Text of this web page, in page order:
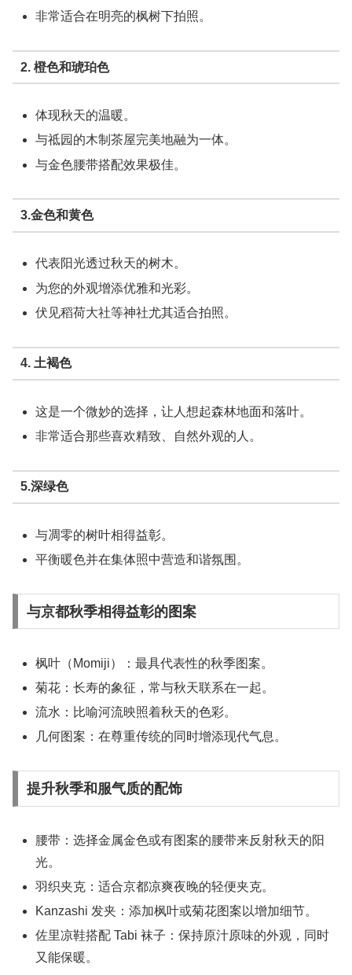
非常适合在明亮的枫树下拍照。
2. 橙色和琥珀色
体现秋天的温暖。
与祗园的木制茶屋完美地融为一体。
与金色腰带搭配效果极佳。
3.金色和黄色
代表阳光透过秋天的树木。
为您的外观增添优雅和光彩。
伏见稻荷大社等神社尤其适合拍照。
4. 土褐色
这是一个微妙的选择，让人想起森林地面和落叶。
非常适合那些喜欢精致、自然外观的人。
5.深绿色
与凋零的树叶相得益彰。
平衡暖色并在集体照中营造和谐氛围。
与京都秋季相得益彰的图案
枫叶（Momiji）：最具代表性的秋季图案。
菊花：长寿的象征，常与秋天联系在一起。
流水： 比喻河流映照着秋天的色彩。
几何图案：在尊重传统的同时增添现代气息。
提升秋季和服气质的配饰
腰带：选择金属金色或有图案的腰带来反射秋天的阳
光。
羽织夹克：适合京都凉爽夜晚的轻便夹克。
Kanzashi 发夹：添加枫叶或菊花图案以增加细节。
佐里凉鞋搭配 Tabi 袜子：保持原汁原味的外观，同时
又能保暖。